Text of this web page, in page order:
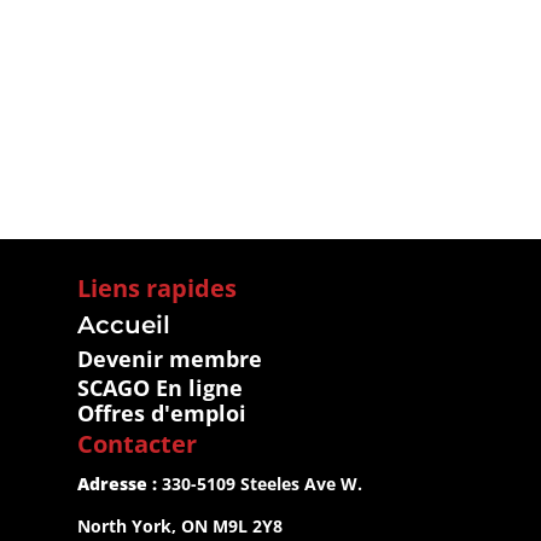
Liens rapides
Accueil
Devenir membre
SCAGO En ligne
Offres d'emploi
Contacter
Adresse : 330-5109 Steeles Ave W.
North York, ON M9L 2Y8